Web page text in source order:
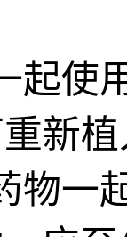
起使
新
物一